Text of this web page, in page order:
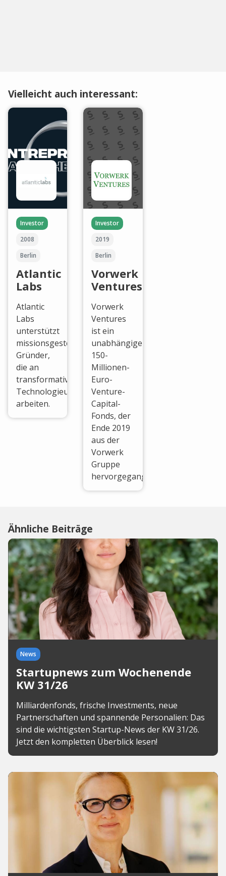
Vielleicht auch interessant:
Investor
2008
Berlin
Atlantic
Labs
Atlantic
Labs
unterstützt
missionsgesteuerte
Gründer,
die an
transformativen
Technologieunternehmungen
arbeiten.
Investor
2019
Berlin
Vorwerk
Ventures
Vorwerk
Ventures
ist ein
unabhängiger
150-
Millionen-
Euro-
Venture-
Capital-
Fonds, der
Ende 2019
aus der
Vorwerk
Gruppe
hervorgegangen.
Ähnliche Beiträge
News
Startupnews zum Wochenende
KW 31/26
Milliardenfonds, frische Investments, neue
Partnerschaften und spannende Personalien: Das
sind die wichtigsten Startup-News der KW 31/26.
Jetzt den kompletten Überblick lesen!